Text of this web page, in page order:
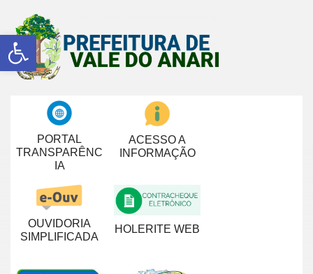
Abrir a barra de ferramentas
PORTAL
TRANSPARÊNC
IA
ACESSO A
INFORMAÇÃO
OUVIDORIA
SIMPLIFICADA
HOLERITE WEB